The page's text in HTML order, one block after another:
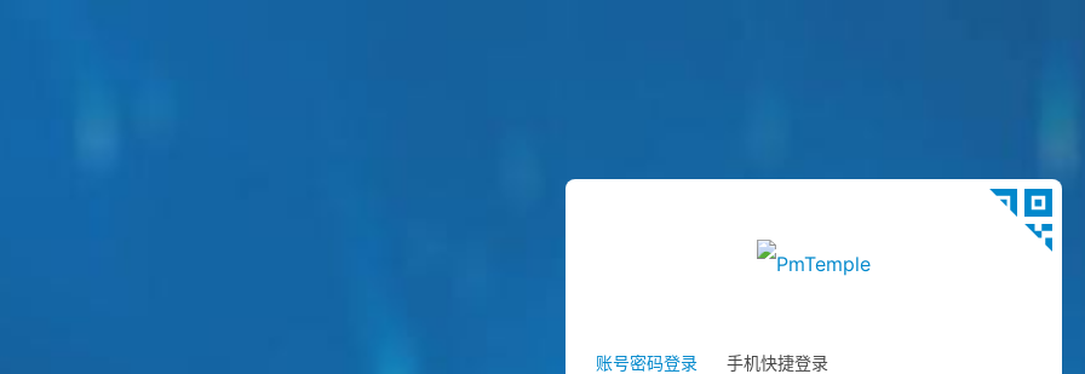
账号密码登录 手机快捷登录